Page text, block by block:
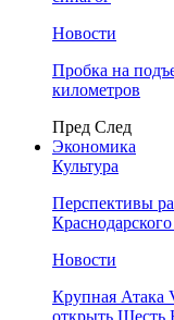
Новости
Пробка на
километров
Пред След
Экономика
Культура
Перспективы
Новости
Крупная Атака
открыть Шесть